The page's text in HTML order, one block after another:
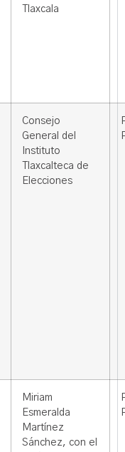
Tlaxcala
Consejo
General del
Instituto
Tlaxcalteca de
Elecciones
Miriam
Esmeralda
Martínez
Sánchez, con el